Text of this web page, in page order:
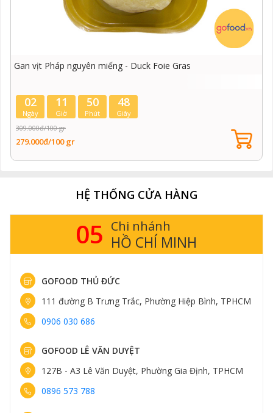
Gan vịt Pháp nguyên miếng - Duck Foie Gras
02
Ngày
11
Giờ
50
Phút
48
Giây
309.000đ/100 gr
279.000đ/100 gr
HỆ THỐNG CỬA HÀNG
05 Chi nhánh
HỒ CHÍ MINH
GOFOOD THỦ ĐỨC
111 đường B Trưng Trắc, Phường Hiệp Bình, TPHCM
0906 030 686
GOFOOD LÊ VĂN DUYỆT
127B - A3 Lê Văn Duyệt, Phường Gia Định, TPHCM
0896 573 788